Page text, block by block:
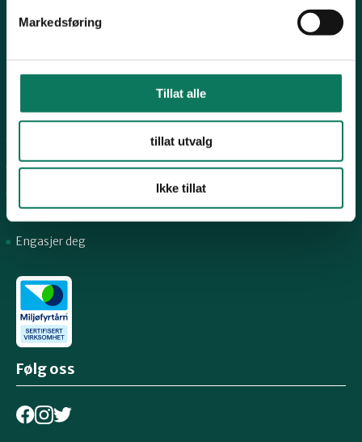
Markedsføring
Tillat alle
tillat utvalg
Ikke tillat
For presse
Engasjer deg
Følg oss